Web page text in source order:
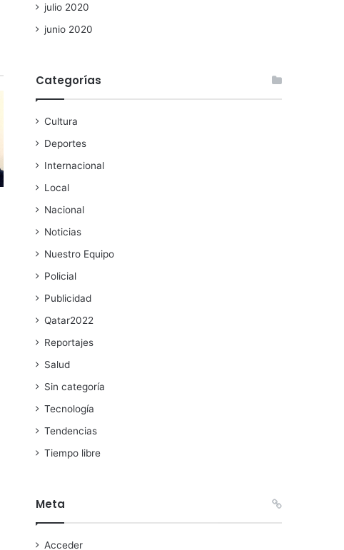
julio 2020
junio 2020
Categorías
Cultura
Deportes
Internacional
Local
Nacional
Noticias
Nuestro Equipo
Policial
Publicidad
Qatar2022
Reportajes
Salud
Sin categoría
Tecnología
Tendencias
Tiempo libre
Meta
Acceder